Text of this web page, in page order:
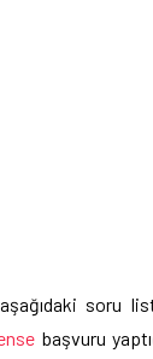
soru
başvuru